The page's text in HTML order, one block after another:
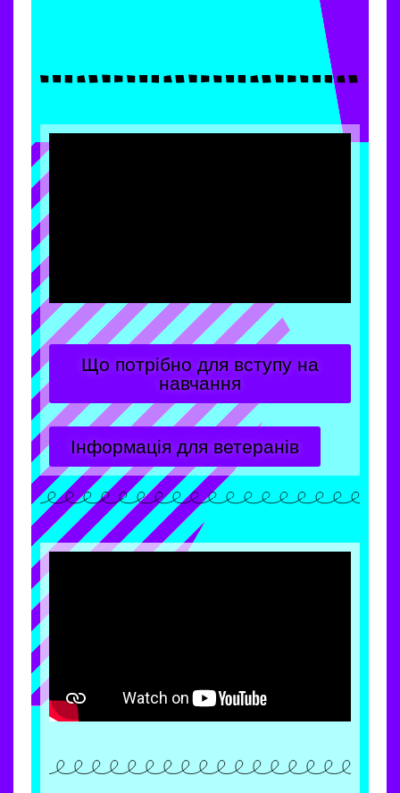
Що потрібно для вступу на
навчання
Інформація для ветеранів